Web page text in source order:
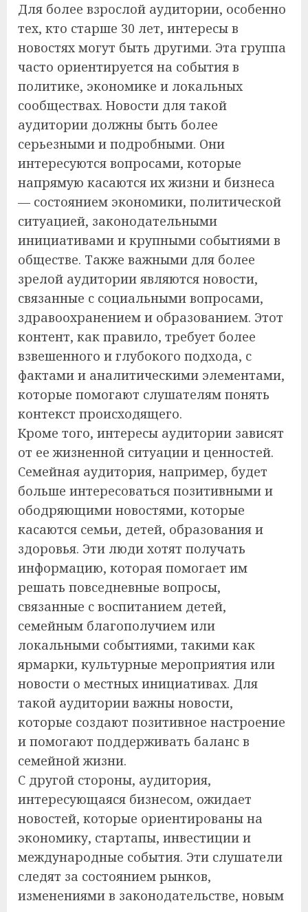
Для более взрослой аудитории, особенно
тех, кто старше 30 лет, интересы в
новостях могут быть другими. Эта группа
часто ориентируется на события в
политике, экономике и локальных
сообществах. Новости для такой
аудитории должны быть более
серьезными и подробными. Они
интересуются вопросами, которые
напрямую касаются их жизни и бизнеса
— состоянием экономики, политической
ситуацией, законодательными
инициативами и крупными событиями в
обществе. Также важными для более
зрелой аудитории являются новости,
связанные с социальными вопросами,
здравоохранением и образованием. Этот
контент, как правило, требует более
взвешенного и глубокого подхода, с
фактами и аналитическими элементами,
которые помогают слушателям понять
контекст происходящего.
Кроме того, интересы аудитории зависят
от ее жизненной ситуации и ценностей.
Семейная аудитория, например, будет
больше интересоваться позитивными и
ободряющими новостями, которые
касаются семьи, детей, образования и
здоровья. Эти люди хотят получать
информацию, которая помогает им
решать повседневные вопросы,
связанные с воспитанием детей,
семейным благополучием или
локальными событиями, такими как
ярмарки, культурные мероприятия или
новости о местных инициативах. Для
такой аудитории важны новости,
которые создают позитивное настроение
и помогают поддерживать баланс в
семейной жизни.
С другой стороны, аудитория,
интересующаяся бизнесом, ожидает
новостей, которые ориентированы на
экономику, стартапы, инвестиции и
международные события. Эти слушатели
следят за состоянием рынков,
изменениями в законодательстве, новым